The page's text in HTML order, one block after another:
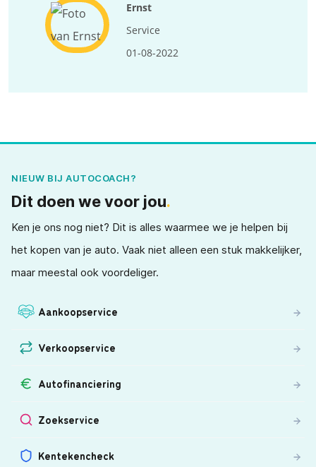
Ernst
Service
01-08-2022
NIEUW BIJ AUTOCOACH?
Dit doen we voor jou.
Ken je ons nog niet? Dit is alles waarmee we je helpen bij
het kopen van je auto. Vaak niet alleen een stuk makkelijker,
maar meestal ook voordeliger.
Aankoopservice
Verkoopservice
Autofinanciering
Zoekservice
Kentekencheck